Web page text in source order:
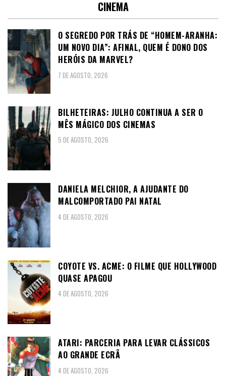
CINEMA
O SEGREDO POR TRÁS DE “HOMEM-ARANHA:
UM NOVO DIA”: AFINAL, QUEM É DONO DOS
HERÓIS DA MARVEL?
7 DE AGOSTO, 2026
BILHETEIRAS: JULHO CONTINUA A SER O
MÊS MÁGICO DOS CINEMAS
5 DE AGOSTO, 2026
DANIELA MELCHIOR, A AJUDANTE DO
MALCOMPORTADO PAI NATAL
4 DE AGOSTO, 2026
COYOTE VS. ACME: O FILME QUE HOLLYWOOD
QUASE APAGOU
4 DE AGOSTO, 2026
ATARI: PARCERIA PARA LEVAR CLÁSSICOS
AO GRANDE ECRÃ
4 DE AGOSTO, 2026